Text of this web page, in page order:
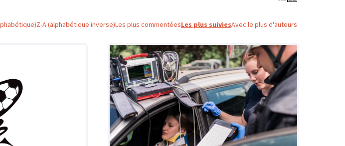
Z-A (alphabétique inverse)Les plus commentéesLes plus suiviesAvec le plus d'auteurs